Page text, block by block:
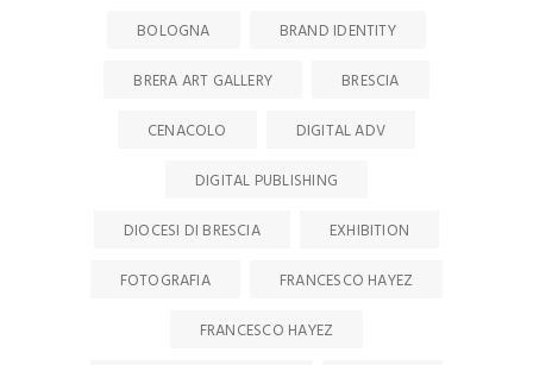
BOLOGNA
BRAND IDENTITY
BRERA ART GALLERY
BRESCIA
CENACOLO
DIGITAL ADV
DIGITAL PUBLISHING
DIOCESI DI BRESCIA
EXHIBITION
FOTOGRAFIA
FRANCESCO HAYEZ
FRANCESCO HAYEZ